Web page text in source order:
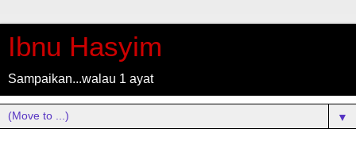
Ibnu Hasyim
Sampaikan...walau 1 ayat
▼